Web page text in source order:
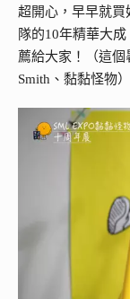
超開心，早早就買
隊的10年精華大
薦給大家！（這個
Smith、黏黏怪物）